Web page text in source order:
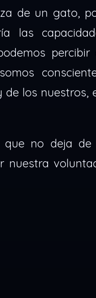
de un gato,
las
percibir
los nuestros,
que no deja de
nuestra